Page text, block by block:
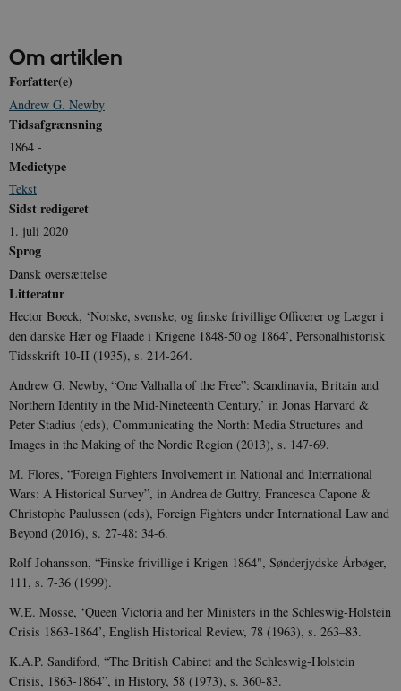
Om artiklen
Forfatter(e)
Andrew G. Newby
Tidsafgrænsning
1864 -
Medietype
Tekst
Sidst redigeret
1. juli 2020
Sprog
Dansk oversættelse
Litteratur
Hector Boeck, ‘Norske, svenske, og finske frivillige Officerer og Læger i
den danske Hær og Flaade i Krigene 1848-50 og 1864’, Personalhistorisk
Tidsskrift 10-II (1935), s. 214-264.
Andrew G. Newby, “One Valhalla of the Free”: Scandinavia, Britain and
Northern Identity in the Mid-Nineteenth Century,’ in Jonas Harvard &
Peter Stadius (eds), Communicating the North: Media Structures and
Images in the Making of the Nordic Region (2013), s. 147-69.
M. Flores, “Foreign Fighters Involvement in National and International
Wars: A Historical Survey”, in Andrea de Guttry, Francesca Capone &
Christophe Paulussen (eds), Foreign Fighters under International Law and
Beyond (2016), s. 27-48: 34-6.
Rolf Johansson, “Finske frivillige i Krigen 1864", Sønderjydske Årbøger,
111, s. 7-36 (1999).
W.E. Mosse, ‘Queen Victoria and her Ministers in the Schleswig-Holstein
Crisis 1863-1864’, English Historical Review, 78 (1963), s. 263–83.
K.A.P. Sandiford, “The British Cabinet and the Schleswig-Holstein
Crisis, 1863-1864”, in History, 58 (1973), s. 360-83.
_ga
CloudFront-
Created-At
.h5p.com Session
_gat_UA-
8822943-1
.danmarkshistorien.dk
58
sekunder